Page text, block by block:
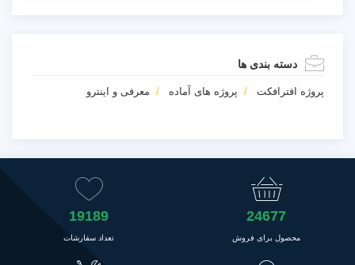
دسته بندی ها
پروژه افترافکت پروژه های آماده معرفی و اینترو
24677
محصول برای فروش
19189
تعداد سفارشات